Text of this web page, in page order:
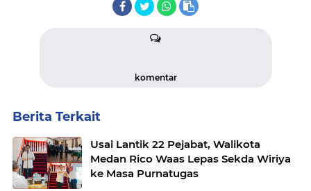
komentar
Berita Terkait
Usai Lantik 22 Pejabat, Walikota
Medan Rico Waas Lepas Sekda Wiriya
ke Masa Purnatugas